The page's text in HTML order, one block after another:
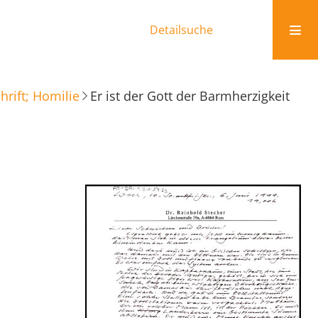
Detailsuche
Homilie Er ist der Gott der Barmherzigkeit